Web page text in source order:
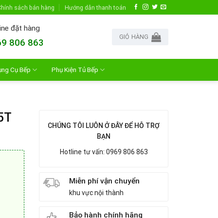
sách bán hàng Hướng dẫn thanh toán
đặt hàng
806 863
GIỎ HÀNG
Cụ Bếp Phụ Kiện Tủ Bếp
CHÚNG TÔI LUÔN Ở ĐÂY ĐỂ HỖ TRỢ
BẠN
Hotline tư vấn: 0969 806 863
Miễn phí vận chuyển
khu vực nội thành
Bảo hành chính hãng